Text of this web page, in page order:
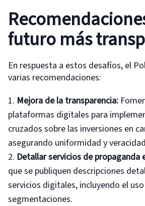
futuro más
En respuesta a estos desafíos, el
varias recomendaciones:
Mejora de la transparencia:
plataformas digitales para
cruzados sobre las inversiones en
asegurando uniformidad y
Detallarservicios depropaganda
que se publiquen descripciones
servicios digitales, incluyendo el
segmentaciones.